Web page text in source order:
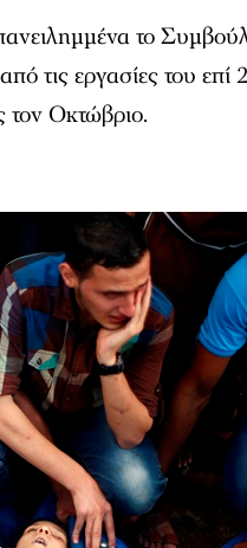
το
τις εργασίες του επί
τον Οκτώβριο.